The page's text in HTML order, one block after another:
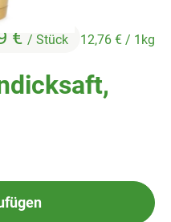
€ / Stück 12,76 € / 1kg
zum Warenkorb